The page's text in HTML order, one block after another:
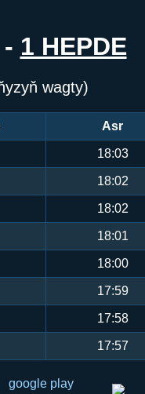
- 1 HEPDE
wagty)
Asr
18:03
18:02
18:02
18:01
18:00
17:59
17:58
17:57